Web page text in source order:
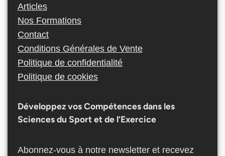
Articles
Nos Formations
Contact
Conditions Générales de Vente
Politique de confidentialité
Politique de cookies
Développez vos Compétences dans les
Sciences du Sport et de l’Exercice
Abonnez-vous à notre newsletter et recevez